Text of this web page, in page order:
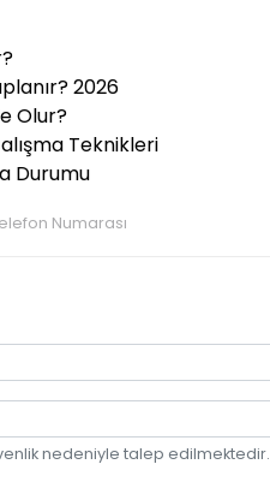
2026
Olur?
Teknikleri
Durumu
Numarası
nedeniyle talep edilmektedir.